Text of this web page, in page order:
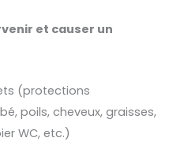
et causer un
(protections
poils, cheveux, graisses,
WC, etc.)